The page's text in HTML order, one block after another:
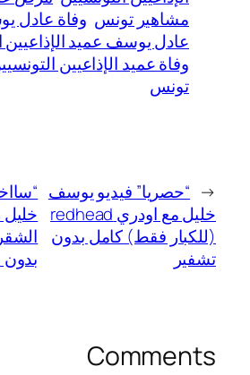
مشاهير تونس وفاة عادل
عادل يوسف عميد الإذاعيين
وفاة عميد الإذاعيين
تونس
← “حصريا” فيديو يوسف
خليل مع اودري redhead
(للكبار فقط) كامل بدون
تشفير
خليل
Comments